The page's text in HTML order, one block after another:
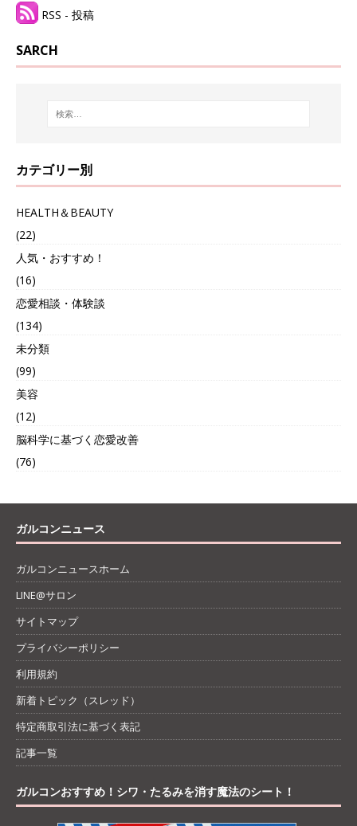
RSS - 投稿
SARCH
カテゴリー別
HEALTH＆BEAUTY
(22)
人気・おすすめ！
(16)
恋愛相談・体験談
(134)
未分類
(99)
美容
(12)
脳科学に基づく恋愛改善
(76)
ガルコンニュース
ガルコンニュースホーム
LINE@サロン
サイトマップ
プライバシーポリシー
利用規約
新着トピック（スレッド）
特定商取引法に基づく表記
記事一覧
ガルコンおすすめ！シワ・たるみを消す魔法のシート！